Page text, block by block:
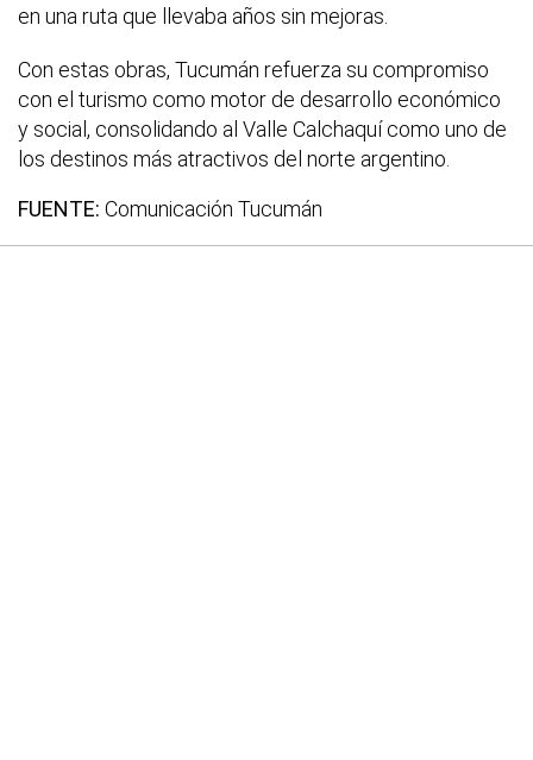
en una ruta que llevaba años sin mejoras.
Con estas obras, Tucumán refuerza su compromiso
con el turismo como motor de desarrollo económico
y social, consolidando al Valle Calchaquí como uno de
los destinos más atractivos del norte argentino.
FUENTE: Comunicación Tucumán